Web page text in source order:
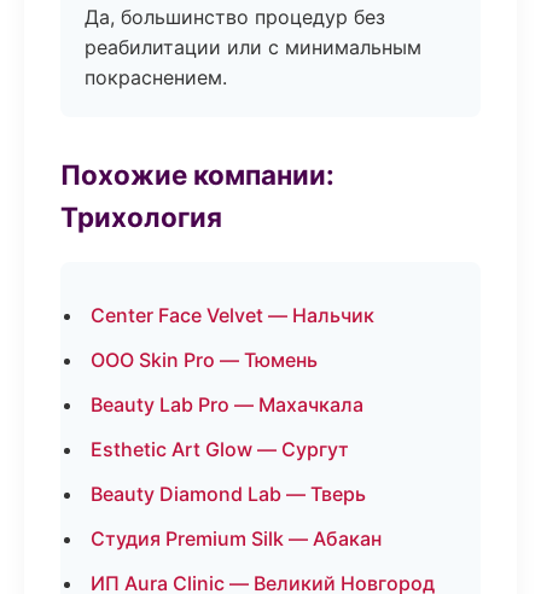
Да, большинство процедур без
реабилитации или с минимальным
покраснением.
Похожие компании:
Трихология
Center Face Velvet — Нальчик
ООО Skin Pro — Тюмень
Beauty Lab Pro — Махачкала
Esthetic Art Glow — Сургут
Beauty Diamond Lab — Тверь
Студия Premium Silk — Абакан
ИП Aura Clinic — Великий Новгород